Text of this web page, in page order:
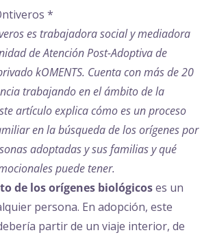
*
es trabajadora social y mediadora
de Atención Post-Adoptiva de
kOMENTS. Cuenta con más de 20
trabajando en el ámbito de la
artículo explica cómo es un proceso
en la búsqueda de los orígenes por
adoptadas y sus familias y qué
puede tener.
de los orígenes biológicoses un
persona. En adopción, este
partir de un viaje interior, de